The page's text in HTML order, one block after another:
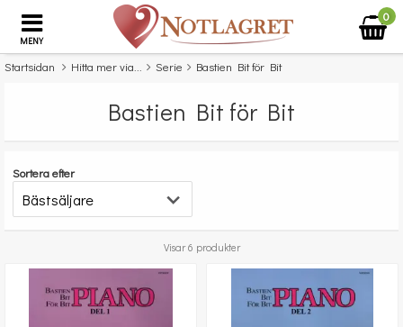
MENY
0
Startsidan Hitta mer via... Serie Bastien Bit för Bit
Bastien Bit för Bit
Sortera efter
Visar 6 produkter